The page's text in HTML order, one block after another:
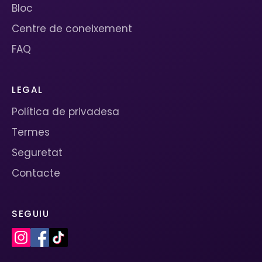
Bloc
Centre de coneixement
FAQ
LEGAL
Política de privadesa
Termes
Seguretat
Contacte
SEGUIU